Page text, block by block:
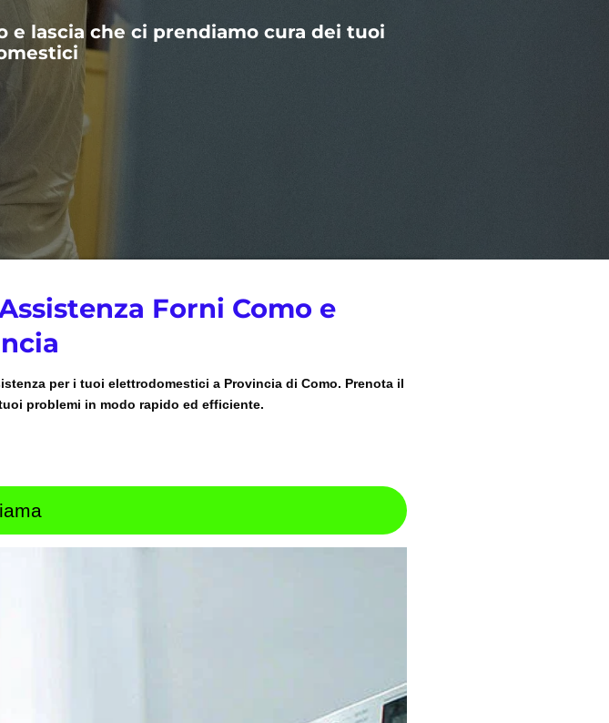
lascia che ci prendiamo cura dei tuoi
Forni Como e
per i tuoi elettrodomestici a Provincia di Como. Prenota il
problemi in modo rapido ed efficiente.